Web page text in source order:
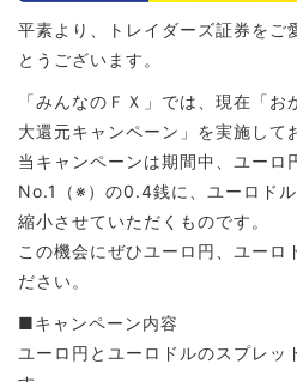
平素より、トレイダーズ証券をご
とうございます。
「みんなのＦＸ」では、現在「
大還元キャンペーン」を実施して
当キャンペーンは期間中、ユーロ
No.1（※）の0.4銭に、ユーロド
縮小させていただくものです。
この機会にぜひユーロ円、ユーロ
ださい。
■キャンペーン内容
ユーロ円とユーロドルのスプレッ